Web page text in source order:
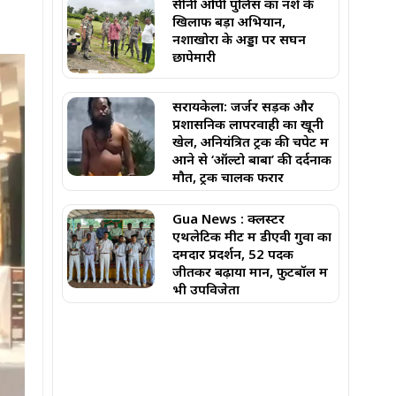
खिलाफ बड़ा अभियान,
नशाखोरों के अड्डों पर सघन
छापेमारी
सरायकेला: जर्जर सड़क और
प्रशासनिक लापरवाही का खूनी
खेल, अनियंत्रित ट्रक की चपेट में
आने से ‘ऑल्टो बाबा’ की दर्दनाक
मौत, ट्रक चालक फरार
Gua News : क्लस्टर
एथलेटिक मीट में डीएवी गुवा का
दमदार प्रदर्शन, 52 पदक
जीतकर बढ़ाया मान, फुटबॉल में
भी उपविजेता